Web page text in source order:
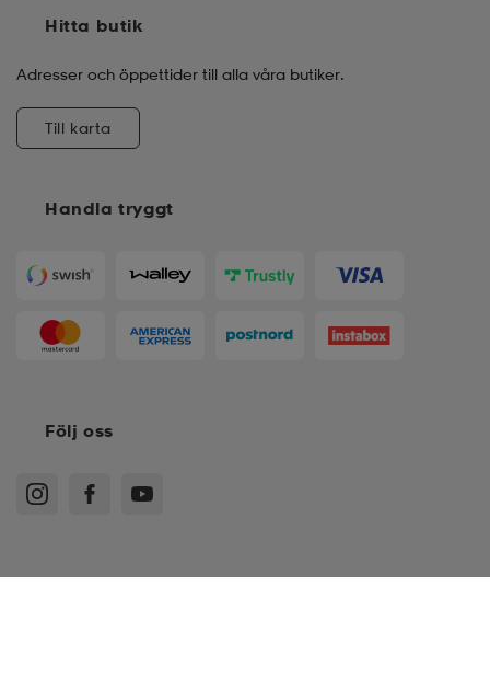
Handla tryggt
Hitta butik
Adresser och öppettider till alla våra butiker.
Till karta
Följ oss